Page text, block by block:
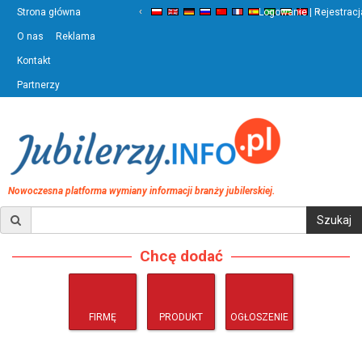
Strona główna
O nas Reklama
Kontakt
Partnerzy
‹ ›
Logowanie |
Nowoczesna platforma wymiany informacji branży jubilerskiej.
Chcę dodać
FIRMĘ PRODUKT OGŁOSZENIE